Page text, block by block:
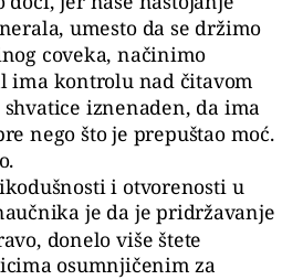
umesto da se držimo
coveka, načinimo
ima kontrolu nad čitavom
iznenaden, da ima
nego što je prepuštao moć.
i otvorenosti u
je da je pridržavanje
donelo više štete
osumnjičenim za